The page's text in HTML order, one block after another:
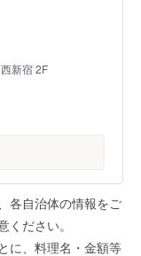
新宿 2F
各自治体の情報をご
ください。
に、料理名・金額等